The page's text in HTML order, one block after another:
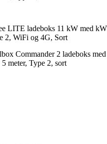
LITE ladeboks 11 kW med
2, WiFi og 4G, Sort
Commander 2 ladeboks
meter, Type 2, sort